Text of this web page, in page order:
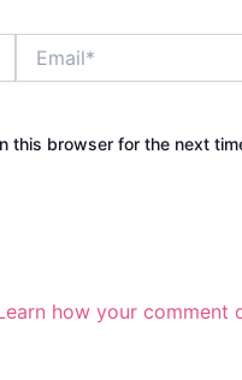
this browser for the next
how your comment